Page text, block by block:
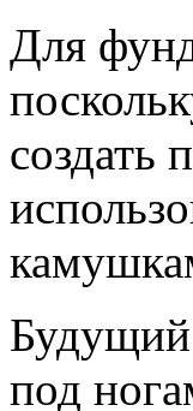
Для
создать
Будущий
под